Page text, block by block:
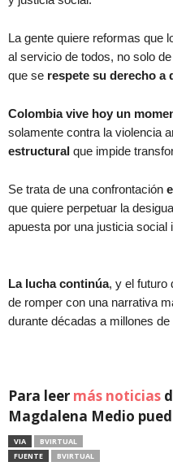
La gente quiere reformas que
al servicio de todos, no solo
que se respete su derecho a
Colombia vive hoy un
solamente contra la violencia
estructural que impide
Se trata de una confrontación
que quiere perpetuar la
apuesta por una justicia social
La lucha continúa, y el futuro
de romper con una narrativa
durante décadas a millones
Para leer más noticias
Magdalena Medio
VIA
BVIRTUAL
FUENTE
BVIRTUAL